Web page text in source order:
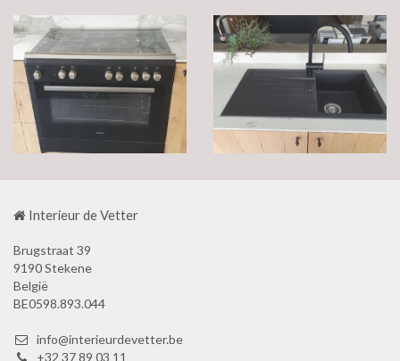
Interieur de Vetter
Brugstraat 39
9190 Stekene
België
BE0598.893.044
info@interieurdevetter.be
+32 37 89 03 11